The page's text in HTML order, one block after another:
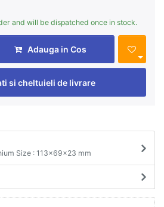
and will be dispatched once in stock.
Adauga in Cos
si cheltuieli de livrare
Size : 113x69x23 mm